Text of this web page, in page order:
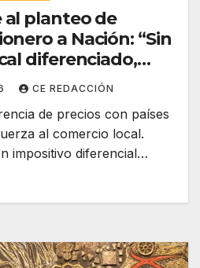
al planteo de
a Nación: “Sin
diferenciado,
competitivos”
CE REDACCIÓN
de precios con países
al comercio local.
impositivo diferencial…